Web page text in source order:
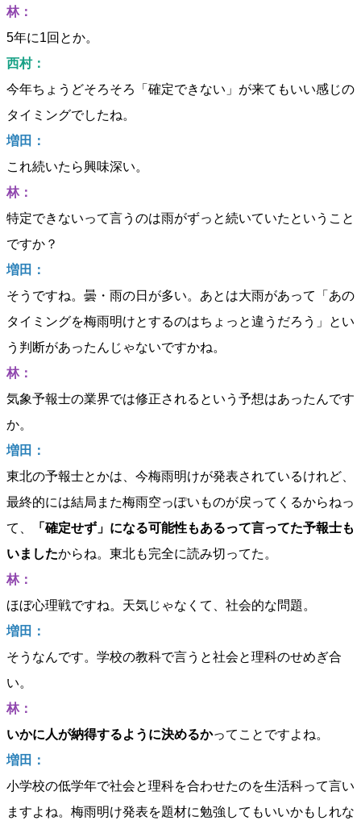
林：
5年に1回とか。
西村：
今年ちょうどそろそろ「確定できない」が来てもいい感じの
タイミングでしたね。
増田：
これ続いたら興味深い。
林：
特定できないって言うのは雨がずっと続いていたということ
ですか？
増田：
そうですね。曇・雨の日が多い。あとは大雨があって「あの
タイミングを梅雨明けとするのはちょっと違うだろう」とい
う判断があったんじゃないですかね。
林：
気象予報士の業界では修正されるという予想はあったんです
か。
増田：
東北の予報士とかは、今梅雨明けが発表されているけれど、
最終的には結局また梅雨空っぽいものが戻ってくるからねっ
て、
「確定せず」になる可能性もあるって言ってた予報士も
いましたからね。東北も完全に読み切ってた。
林：
ほぼ心理戦ですね。天気じゃなくて、社会的な問題。
増田：
そうなんです。学校の教科で言うと社会と理科のせめぎ合
い。
林：
いかに人が納得するように決めるかってことですよね。
増田：
小学校の低学年で社会と理科を合わせたのを生活科って言い
ますよね。梅雨明け発表を題材に勉強してもいいかもしれな